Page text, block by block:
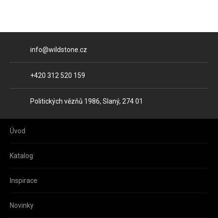
E-mail
info@wildstone.cz
Telefon
+420 312 520 159
Adresa
Politických vězňů 1986, Slaný, 274 01
Úvod
Katalog
Inspirace
Novinky